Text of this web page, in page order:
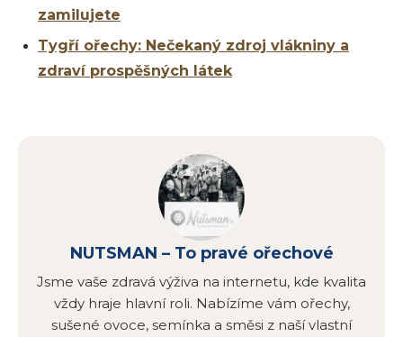
zamilujete
Tygří ořechy: Nečekaný zdroj vlákniny a
zdraví prospěšných látek
NUTSMAN – To pravé ořechové
Jsme vaše zdravá výživa na internetu, kde kvalita
vždy hraje hlavní roli. Nabízíme vám ořechy,
sušené ovoce, semínka a směsi z naší vlastní